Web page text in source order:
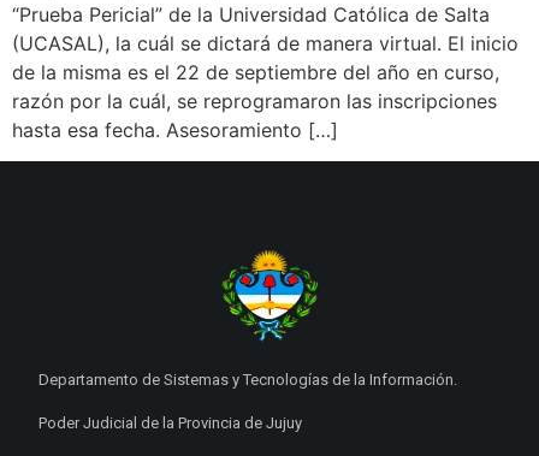
“Prueba Pericial” de la Universidad Católica de Salta
(UCASAL), la cuál se dictará de manera virtual. El inicio
de la misma es el 22 de septiembre del año en curso,
razón por la cuál, se reprogramaron las inscripciones
hasta esa fecha. Asesoramiento […]
Departamento de Sistemas y Tecnologías de la Información.
Poder Judicial de la Provincia de Jujuy